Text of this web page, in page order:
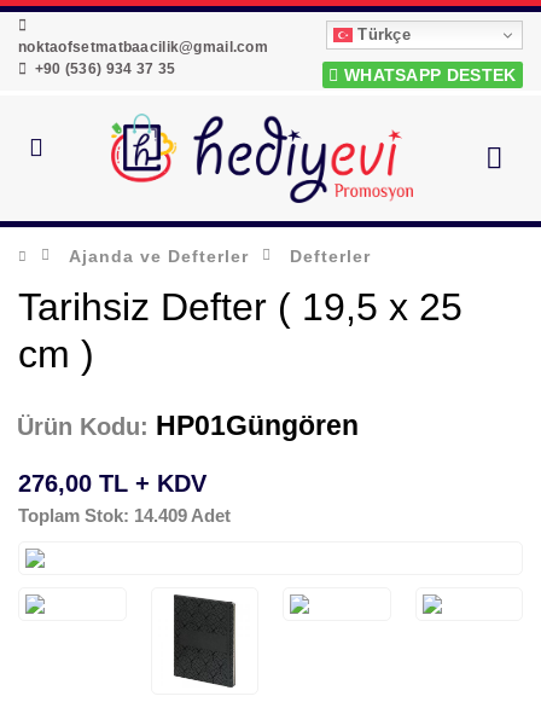
noktaofsetmatbaacilik@gmail.com
+90 (536) 934 37 35
Türkçe
WHATSAPP DESTEK
Ajanda ve Defterler Defterler
Tarihsiz Defter ( 19,5 x 25
cm )
Ürün Kodu: HP01Güngören
276,00 TL + KDV
Toplam Stok: 14.409 Adet